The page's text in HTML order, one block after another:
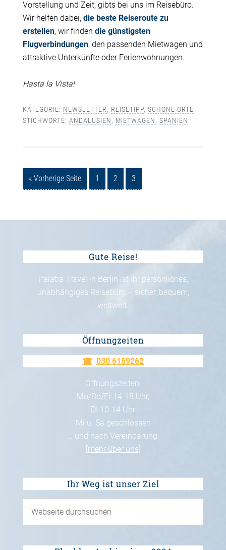
Vorstellung und Zeit, gibts bei uns im Reisebüro.
Wir helfen dabei, die beste Reiseroute zu
erstellen, wir finden die günstigsten
Flugverbindungen, den passenden Mietwagen und
attraktive Unterkünfte oder Ferienwohnungen.
Hasta la Vista!
KATEGORIE: NEWSLETTER, REISETIPP, SCHÖNE ORTE
STICHWORTE: ANDALUSIEN, MIETWAGEN, SPANIEN
« Vorherige Seite 1 2 3
Gute Reise!
Palatia Travel in Berlin ist Ihr persönliches,
unabhängiges Reisebüro – sicher, bequem,
weltweit.
Öffnungzeiten
030 6159262
Öffnungszeiten:
Mo/Do/Fr 14-18 Uhr,
DI 10-14 Uhr
Mi u. Sa geschlossen
... und nach Vereinbarung.
[mehr über uns]
Ihr Weg ist unser Ziel